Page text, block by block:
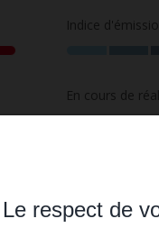
Indice
En cours de
Le respect de